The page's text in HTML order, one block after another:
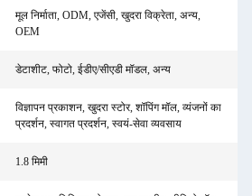
मूल निर्माता, ODM, एजेंसी, खुदरा विक्रेता, अन्य,
OEM
डेटाशीट, फोटो, ईडीए/सीएडी मॉडल, अन्य
विज्ञापन प्रकाशन, खुदरा स्टोर, शॉपिंग मॉल, व्यंजनों का
प्रदर्शन, स्वागत प्रदर्शन, स्वयं-सेवा व्यवसाय
1.8 मिमी